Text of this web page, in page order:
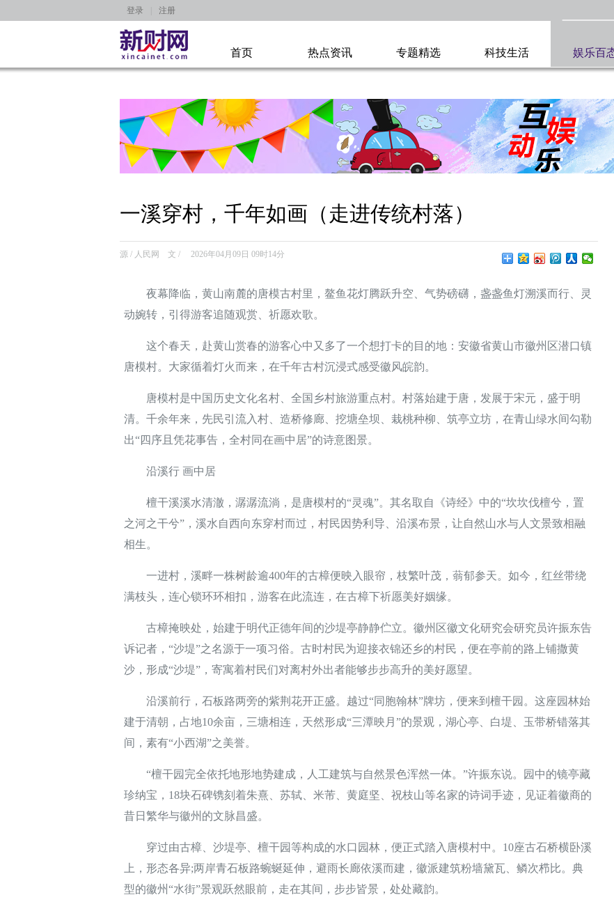
登录 注册
首页 热点资讯 专题精选 科技生活 娱乐百
一溪穿村，千年如画（走进传统村落）
源 / 人民网 文 / 2026年04月09日 09时14分
夜幕降临，黄山南麓的唐模古村里，鳌鱼花灯腾跃升空、气势磅礴，盏盏鱼灯溯溪而行、灵
动婉转，引得游客追随观赏、祈愿欢歌。
这个春天，赴黄山赏春的游客心中又多了一个想打卡的目的地：安徽省黄山市徽州区潜口镇
唐模村。大家循着灯火而来，在千年古村沉浸式感受徽风皖韵。
唐模村是中国历史文化名村、全国乡村旅游重点村。村落始建于唐，发展于宋元，盛于明
清。千余年来，先民引流入村、造桥修廊、挖塘垒坝、栽桃种柳、筑亭立坊，在青山绿水间勾勒
出“四序且凭花事告，全村同在画中居”的诗意图景。
沿溪行 画中居
檀干溪溪水清澈，潺潺流淌，是唐模村的“灵魂”。其名取自《诗经》中的“坎坎伐檀兮，置
之河之干兮”，溪水自西向东穿村而过，村民因势利导、沿溪布景，让自然山水与人文景致相融
相生。
一进村，溪畔一株树龄逾400年的古樟便映入眼帘，枝繁叶茂，蓊郁参天。如今，红丝带绕
满枝头，连心锁环环相扣，游客在此流连，在古樟下祈愿美好姻缘。
古樟掩映处，始建于明代正德年间的沙堤亭静静伫立。徽州区徽文化研究会研究员许振东告
诉记者，“沙堤”之名源于一项习俗。古时村民为迎接衣锦还乡的村民，便在亭前的路上铺撒黄
沙，形成“沙堤”，寄寓着村民们对离村外出者能够步步高升的美好愿望。
沿溪前行，石板路两旁的紫荆花开正盛。越过“同胞翰林”牌坊，便来到檀干园。这座园林始
建于清朝，占地10余亩，三塘相连，天然形成“三潭映月”的景观，湖心亭、白堤、玉带桥错落其
间，素有“小西湖”之美誉。
“檀干园完全依托地形地势建成，人工建筑与自然景色浑然一体。”许振东说。园中的镜亭藏
珍纳宝，18块石碑镌刻着朱熹、苏轼、米芾、黄庭坚、祝枝山等名家的诗词手迹，见证着徽商的
昔日繁华与徽州的文脉昌盛。
穿过由古樟、沙堤亭、檀干园等构成的水口园林，便正式踏入唐模村中。10座古石桥横卧溪
上，形态各异;两岸青石板路蜿蜒延伸，避雨长廊依溪而建，徽派建筑粉墙黛瓦、鳞次栉比。典
型的徽州“水街”景观跃然眼前，走在其间，步步皆景，处处藏韵。